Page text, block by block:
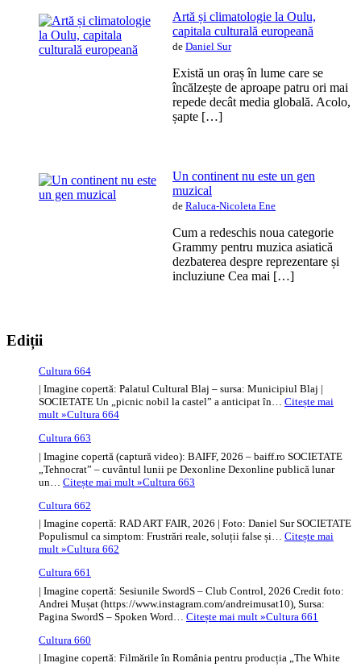
Artă și climatologie la Oulu,
capitala culturală europeană
de Daniel Sur
Există un oraș în lume care se
încălzește de aproape patru ori mai
repede decât media globală. Acolo,
șapte […]
Un continent nu este un gen
muzical
de Raluca-Nicoleta Ene
Cum a redeschis noua categorie
Grammy pentru muzica asiatică
dezbaterea despre reprezentare și
incluziune Cea mai […]
Ediții
Cultura 664
| Imagine copertă: Palatul Cultural Blaj – sursa: Municipiul Blaj |
SOCIETATE Un „picnic nobil la castel” a anticipat în… Citește mai
mult »Cultura 664
Cultura 663
| Imagine copertă (captură video): BAIFF, 2026 – baiff.ro SOCIETATE
„Tehnocrat” – cuvântul lunii pe Dexonline Dexonline publică lunar
un… Citește mai mult »Cultura 663
Cultura 662
| Imagine copertă: RAD ART FAIR, 2026 | Foto: Daniel Sur SOCIETATE
Populismul ca simptom: Frustrări reale, soluții false și… Citește mai
mult »Cultura 662
Cultura 661
| Imagine copertă: Sesiunile SwordS – Club Control, 2026 Credit foto:
Andrei Mușat (https://www.instagram.com/andreimusat10), Sursa:
Pagina SwordS – Spoken Word… Citește mai mult »Cultura 661
Cultura 660
| Imagine copertă: Filmările în România pentru producția „The White